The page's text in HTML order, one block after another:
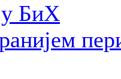
БиХ